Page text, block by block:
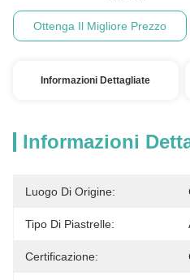
Ottenga Il Migliore Prezzo
Informazioni Dettagliate
Informazioni
Luogo Di Origine:
Tipo Di Piastrelle:
Certificazione: